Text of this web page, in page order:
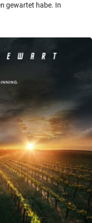
gewartet habe. In